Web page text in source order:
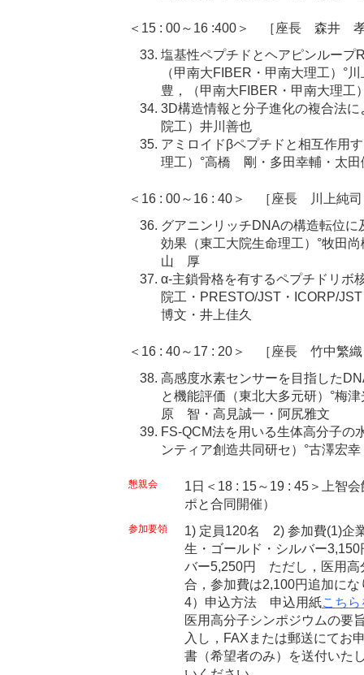
＜15 : 00～16 :400＞ ［座長 森井
塩基性ペプチドとヘアピンループ
（甲南大FIBER・甲南大理工）°
豊，（甲南大FIBER・甲南大理工
3D構造情報と分子進化の複合法
院工）井川善也
アミロイドβペプチドと相互作用
理工）°高橋 剛・多田幸輔・太田
＜16 : 00～16 : 40＞ ［座長 川上純
グアニンリッチDNAの構造転位
効果（東工大院生命理工）°牧田
山 厚
α-主鎖骨格を有するペプチドリボ
院工・PRESTO/JST・ICORP/
博文・井上佳久
＜16 : 40～17 : 20＞ ［座長 竹中繁
高感度水素センサーを目指した
と機能評価（東北大多元研）°梅
原 智・高見誠一・阿尻雅文
FS-QCM法を用いる生体高分子の
ンティア創造共同研セ）°古澤宏
懇親会
1日＜18 : 15～19 : 45＞上智
ポと合同開催）
参加要領
1) 定員120名 2) 参加費(1)企
生・ゴールド・シルバー
バー5,250円 ただし，医用高
合，参加費は2,100円追加に
4）申込方法 申込用紙こち
医用高分子シンポジウムの要
入し，FAXまたは郵送にてお
書（希望者のみ）を送付いた